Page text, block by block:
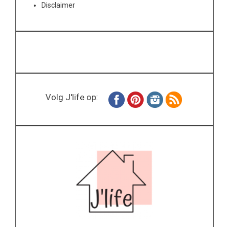
Disclaimer
Volg J'life op: